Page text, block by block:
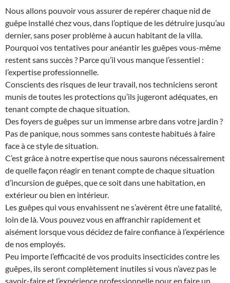
Nous allons pouvoir vous assurer de repérer chaque nid de
guêpe installé chez vous, dans l’optique de les détruire jusqu’au
dernier, sans poser problème à aucun habitant de la villa.
Pourquoi vos tentatives pour anéantir les guêpes vous-même
restent sans succès ? Parce qu’il vous manque l’essentiel :
l’expertise professionnelle.
Conscients des risques de leur travail, nos techniciens seront
munis de toutes les protections qu’ils jugeront adéquates, en
tenant compte de chaque situation.
Des foyers de guêpes sur un immense arbre dans votre jardin ?
Pas de panique, nous sommes sans conteste habitués à faire
face à ce style de situation.
C’est grâce à notre expertise que nous saurons nécessairement
de quelle façon réagir en tenant compte de chaque situation
d’incursion de guêpes, que ce soit dans une habitation, en
extérieur ou bien en intérieur.
Les guêpes qui vous envahissent ne s’avèrent être une fatalité,
loin de là. Vous pouvez vous en affranchir rapidement et
aisément lorsque vous décidez de faire confiance à l’expérience
de nos employés.
Peu importe l’efficacité de vos produits insecticides contre les
guêpes, ils seront complètement inutiles si vous n’avez pas le
savoir-faire et l’expérience professionnelle pour en faire un